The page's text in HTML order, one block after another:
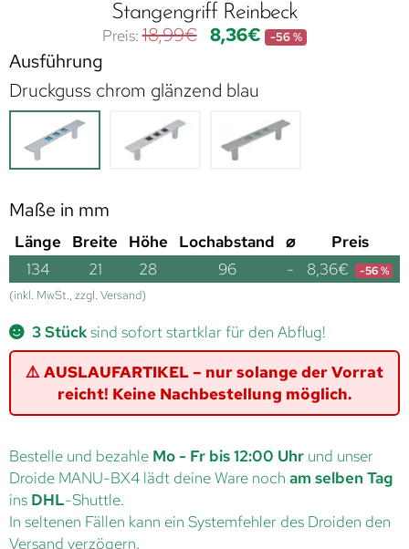
Stangengriff Reinbeck
18,99€ 8,36€ -56 %
Ausführung
Druckguss chrom glänzend blau
Maße in mm
Länge Breite Höhe Lochabstand ⌀
Preis
134
21 28 96 - 8,36€ -56 %
(inkl. MwSt., zzgl. Versand)
3 Stücksind sofort startklar für den Abflug!
⚠️ AUSLAUFARTIKEL – nur solange der Vorrat
reicht! Keine Nachbestellung möglich.
Bestelle und bezahle Mo - Fr bis 12:00 Uhr und unser
Droide MANU-BX4 lädt deine Ware noch am selben Tag
ins DHL-Shuttle.
In seltenen Fällen kann ein Systemfehler des Droiden den
Versand verzögern.